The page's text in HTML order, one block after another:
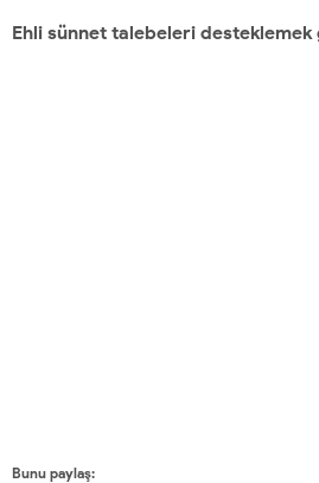
Ehli sünnet talebeleri
Bunu paylaş: